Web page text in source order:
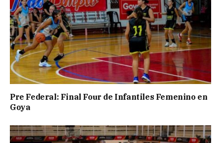
Pre Federal: Final Four de Infantiles Femenino en
Goya